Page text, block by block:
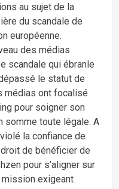
au sujet de la
du scandale de
européenne.
des médias
scandale qui ébranle
le statut de
médias ont focalisé
pour soigner son
somme toute légale. A
la confiance de
de bénéficier de
pour s’aligner sur
mission exigeant